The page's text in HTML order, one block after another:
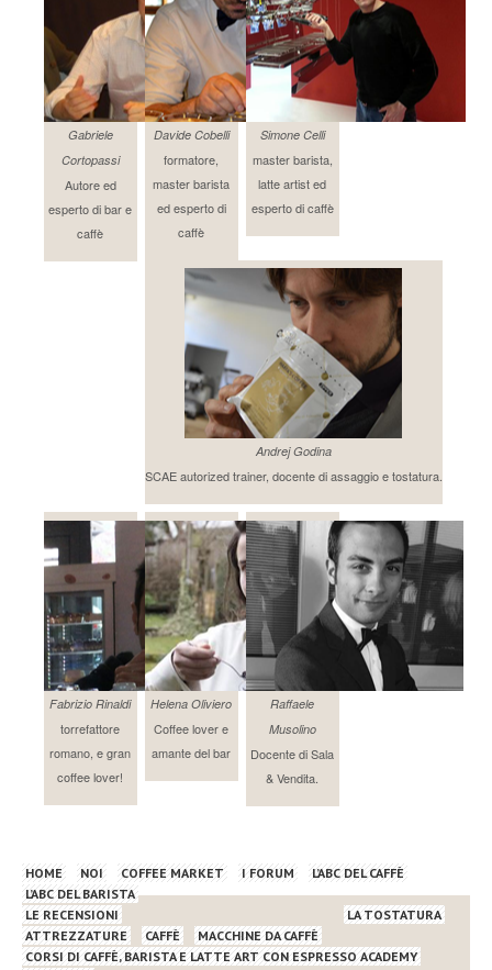
Gabriele
Cortopassi
Autore ed
esperto di bar e
caffè
Davide Cobelli
formatore,
master barista
ed esperto di
caffè
Simone Celli
master barista,
latte artist ed
esperto di caffè
Andrej Godina
SCAE autorized trainer, docente di assaggio e tostatura.
Fabrizio Rinaldi
torrefattore
romano, e gran
coffee lover!
Helena Oliviero
Coffee lover e
amante del bar
Raffaele
Musolino
Docente di Sala
& Vendita.
HOME NOI COFFEE MARKET I FORUM
L’ABC DEL CAFFÈ
L’ABC DEL BARISTA
LE RECENSIONI
ATTREZZATURE
CAFFÈ MACCHINE DA CAFFÈ
LA TOSTATURA
CORSI DI CAFFÈ, BARISTA E LATTE ART CON ESPRESSO ACADEMY